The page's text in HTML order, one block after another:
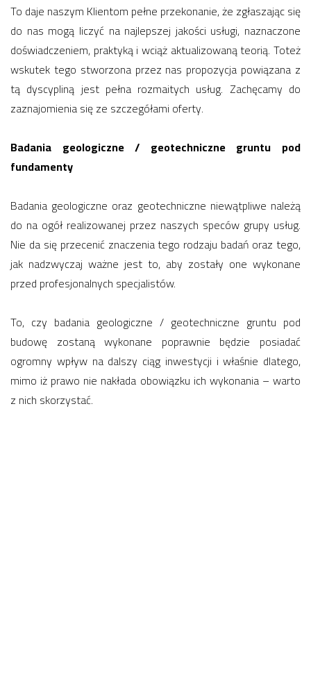
To daje naszym Klientom pełne przekonanie, że zgłaszając się
do nas mogą liczyć na najlepszej jakości usługi, naznaczone
doświadczeniem, praktyką i wciąż aktualizowaną teorią. Toteż
wskutek tego stworzona przez nas propozycja powiązana z
tą dyscypliną jest pełna rozmaitych usług. Zachęcamy do
zaznajomienia się ze szczegółami oferty.
Badania geologiczne / geotechniczne gruntu pod
fundamenty
Badania geologiczne oraz geotechniczne niewątpliwe należą
do na ogół realizowanej przez naszych speców grupy usług.
Nie da się przecenić znaczenia tego rodzaju badań oraz tego,
jak nadzwyczaj ważne jest to, aby zostały one wykonane
przed profesjonalnych specjalistów.
To, czy badania geologiczne / geotechniczne gruntu pod
budowę zostaną wykonane poprawnie będzie posiadać
ogromny wpływ na dalszy ciąg inwestycji i właśnie dlatego,
mimo iż prawo nie nakłada obowiązku ich wykonania – warto
z nich skorzystać.